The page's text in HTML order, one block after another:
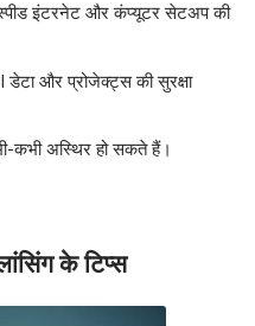
इंटरनेट और कंप्यूटर सेटअप की
और प्रोजेक्ट्स की सुरक्षा
कभी अस्थिर हो सकते हैं।
के टिप्स